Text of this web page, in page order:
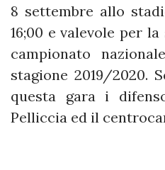
8 settembre allo
16;00 e valevole per
campionato
stagione 2019/2020.
questa gara i
Pelliccia ed il